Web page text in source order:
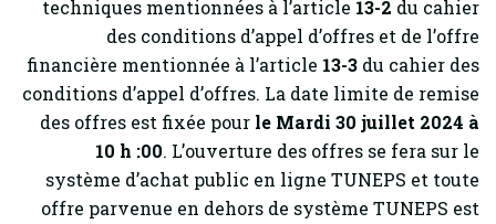
techniques mentionnées à l’article 13-2 du cahier
des conditions d’appel d’offres et de l’offre
financière mentionnée à l’article 13-3 du cahier des
conditions d’appel d’offres. La date limite de remise
des offres est fixée pour le Mardi 30 juillet 2024 à
10 h :00. L’ouverture des offres se fera sur le
système d’achat public en ligne TUNEPS et toute
offre parvenue en dehors de système TUNEPS est